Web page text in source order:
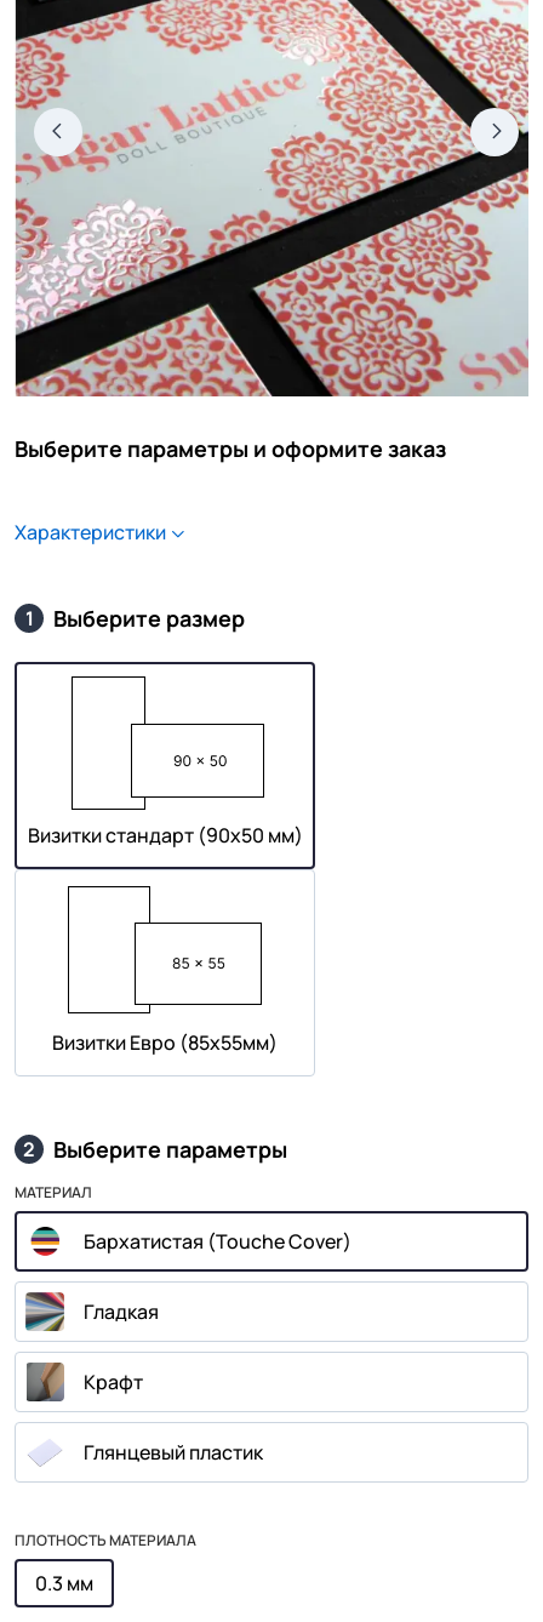
Выберите параметры и оформите заказ
Характеристики
1 Выберите размер
Визитки стандарт (90х50 мм)
Визитки Евро (85х55мм)
2 Выберите параметры
МАТЕРИАЛ
Бархатистая (Touche Cover)
Гладкая
Крафт
Глянцевый пластик
ПЛОТНОСТЬ МАТЕРИАЛА
0.3 мм